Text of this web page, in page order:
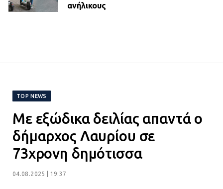
ανήλικους
Βριλήσσια: Αυτοκίνητο έσπασε
τζαμαρία και μπήκε μέσα σε μαγαζί
13.07.2026 | 21:32
TOP NEWS
Με εξώδικα δειλίας απαντά ο
δήμαρχος Λαυρίου σε
73χρονη δημότισσα
04.08.2025 | 19:37